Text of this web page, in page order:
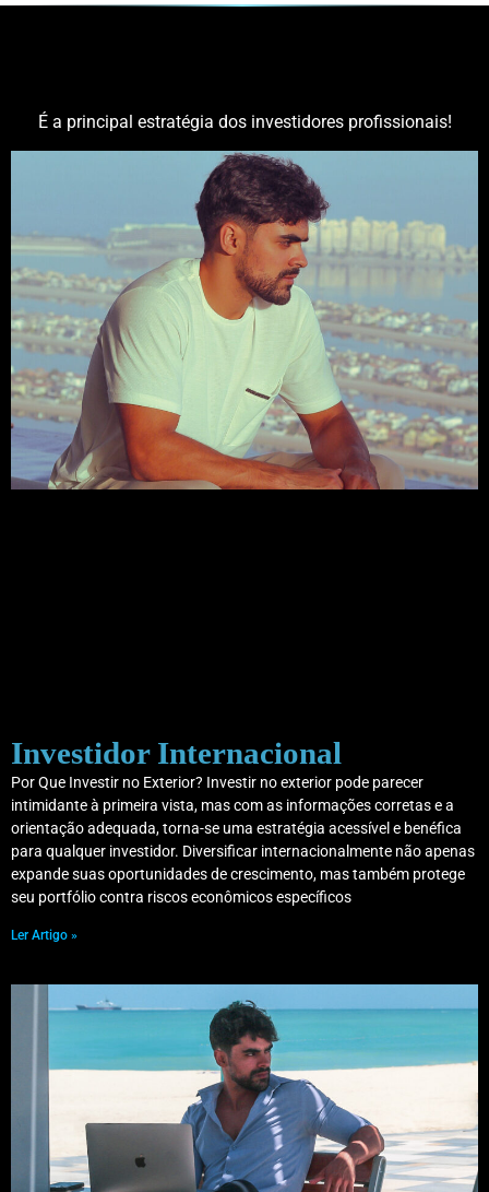
É a principal estratégia dos investidores profissionais!
Investidor Internacional
Por Que Investir no Exterior? Investir no exterior pode parecer
intimidante à primeira vista, mas com as informações corretas e a
orientação adequada, torna-se uma estratégia acessível e benéfica
para qualquer investidor. Diversificar internacionalmente não apenas
expande suas oportunidades de crescimento, mas também protege
seu portfólio contra riscos econômicos específicos
Ler Artigo »